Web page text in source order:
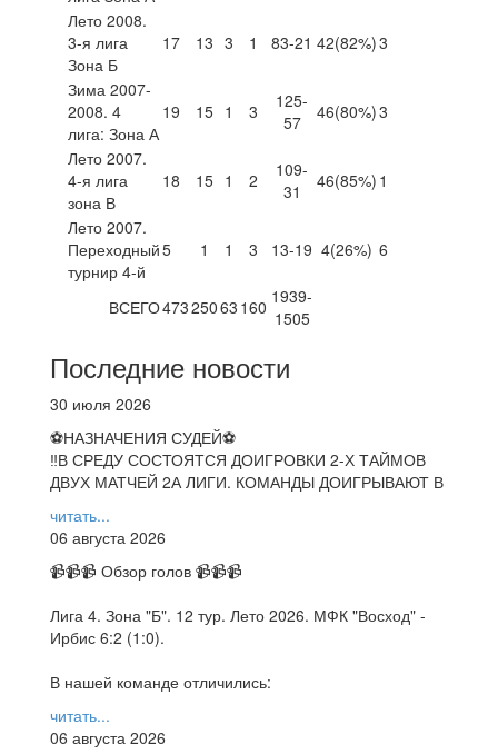
Лето 2008.
3-я лига
Зона Б
17 13 3 1 83-21 42(82%)3
Зима 2007-
2008. 4
лига: Зона А
19 15 1 3
125-
57
46(80%)3
Лето 2007.
4-я лига
зона В
18 15 1 2
109-
31
46(85%) 1
Лето 2007.
Переходный
турнир 4-й
5 1 1 3 13-19 4(26%) 6
ВСЕГО47325063 160 1939-
1505
Последние новости
30 июля 2026
⚽НАЗНАЧЕНИЯ СУДЕЙ⚽
‼В СРЕДУ СОСТОЯТСЯ ДОИГРОВКИ 2-Х ТАЙМОВ
ДВУХ МАТЧЕЙ 2А ЛИГИ. КОМАНДЫ ДОИГРЫВАЮТ В
читать...
06 августа 2026
📹📹📹 Обзор голов 📹📹📹
Лига 4. Зона "Б". 12 тур. Лето 2026. МФК "Восход" -
Ирбис 6:2 (1:0).
В нашей команде отличились:
читать...
06 августа 2026